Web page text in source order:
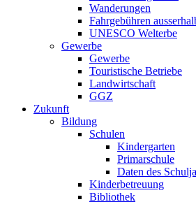
Wanderungen
Fahrgebühren
UNESCO Welterbe
Gewerbe
Gewerbe
Touristische Betriebe
Landwirtschaft
GGZ
Zukunft
Bildung
Schulen
Kindergarten
Primarschule
Daten des
Kinderbetreuung
Bibliothek